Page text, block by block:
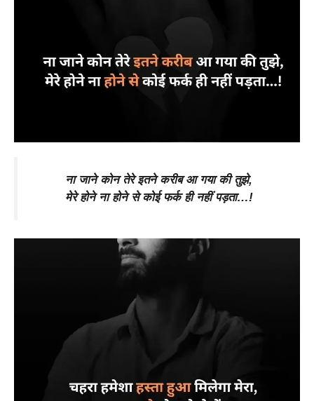
ना जाने कोन तेरे इतने करीब आ गया की तुझे,
मेरे होने ना होने से कोई फर्क ही नहीं पड़ता…!